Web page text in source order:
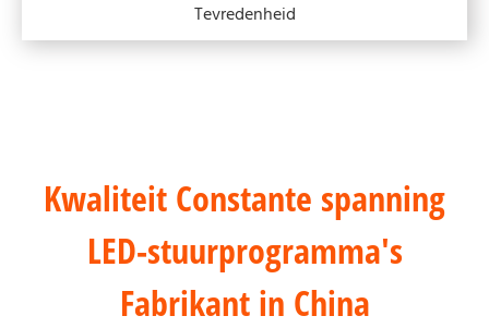
Tevredenheid
Kwaliteit Constante spanning
LED-stuurprogramma's
Fabrikant in China